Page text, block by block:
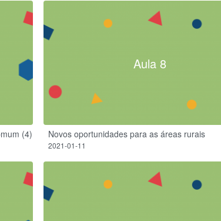
(4)
Aula 8
Novos oportunidades para as áreas rurais
2021-01-11